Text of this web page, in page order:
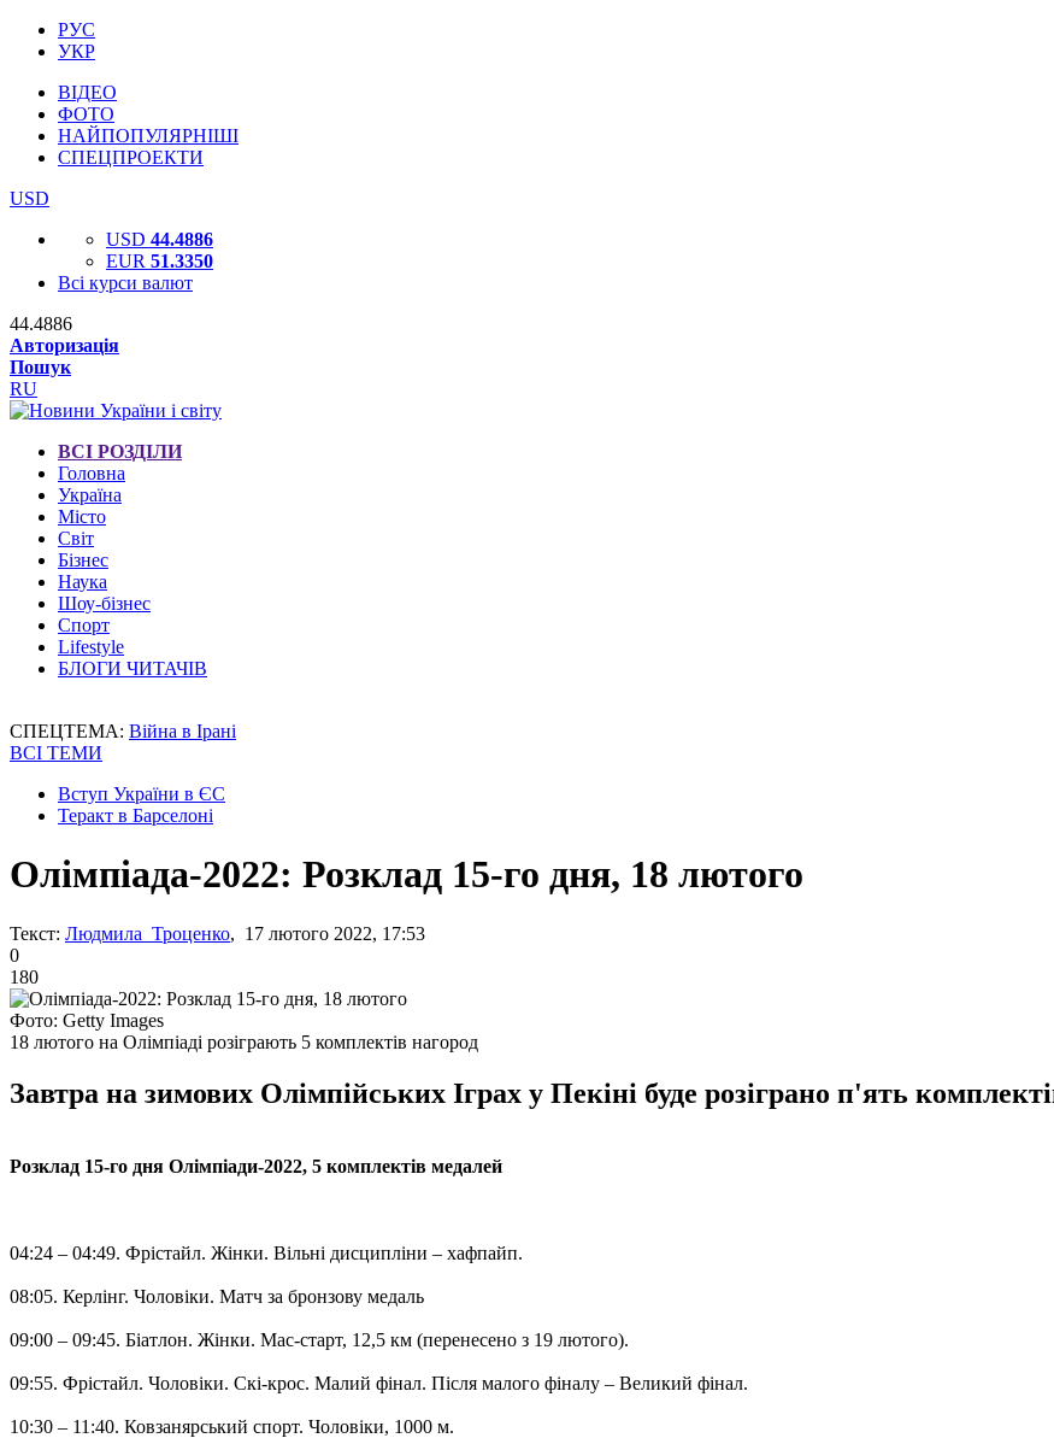
РУС
УКР
ВІДЕО
ФОТО
НАЙПОПУЛЯРНІШІ
СПЕЦПРОЕКТИ
USD
USD 44.4886
EUR 51.3350
Всі курси валют
44.4886
Авторизація
Пошук
RU
ВСІ РОЗДІЛИ
Головна
Україна
Місто
Світ
Бізнес
Наука
Шоу-бізнес
Спорт
Lifestyle
БЛОГИ ЧИТАЧІВ
СПЕЦТЕМА: Війна в Ірані
ВСІ ТЕМИ
Вступ України в ЄС
Теракт в Барселоні
Олімпіада-2022: Розклад 15-го дня, 18 лютого
Текст: Людмила Троценко, 17 лютого 2022, 17:53
0
180
Фото: Getty Images
18 лютого на Олімпіаді розіграють 5 комплектів нагород
Завтра на зимових Олімпійських Іграх у Пекіні буде розіграно п'ять
Розклад 15-го дня Олімпіади-2022, 5 комплектів медалей
04:24 – 04:49. Фрістайл. Жінки. Вільні дисципліни – хафпайп.
08:05. Керлінг. Чоловіки. Матч за бронзову медаль
09:00 – 09:45. Біатлон. Жінки. Мас-старт, 12,5 км (перенесено з 19 лютого).
09:55. Фрістайл. Чоловіки. Скі-крос. Малий фінал. Після малого фіналу – Великий фінал.
10:30 – 11:40. Ковзанярський спорт. Чоловіки, 1000 м.